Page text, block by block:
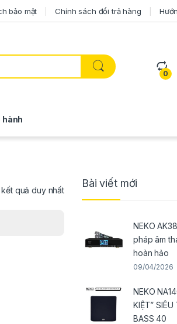
bảo mật Chính sách đổi trả hàng
0
hành
kết quả duy nhất
Bài viết mới
NEKO
pháp âm
hoàn hảo
09/04/2026
NEKO
KIỆT”
BASS 40